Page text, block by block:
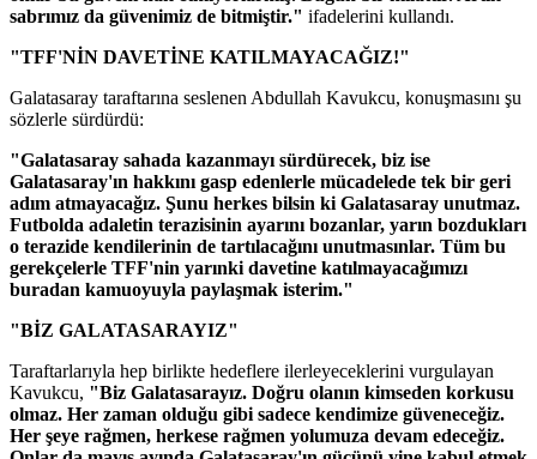
sabrımız da güvenimiz de bitmiştir." ifadelerini kullandı.
"TFF'NİN DAVETİNE KATILMAYACAĞIZ!"
Galatasaray taraftarına seslenen Abdullah Kavukcu, konuşmasını şu
sözlerle sürdürdü:
"Galatasaray sahada kazanmayı sürdürecek, biz ise
Galatasaray'ın hakkını gasp edenlerle mücadelede tek bir geri
adım atmayacağız. Şunu herkes bilsin ki Galatasaray unutmaz.
Futbolda adaletin terazisinin ayarını bozanlar, yarın bozdukları
o terazide kendilerinin de tartılacağını unutmasınlar. Tüm bu
gerekçelerle TFF'nin yarınki davetine katılmayacağımızı
buradan kamuoyuyla paylaşmak isterim."
"BİZ GALATASARAYIZ"
Taraftarlarıyla hep birlikte hedeflere ilerleyeceklerini vurgulayan
Kavukcu, "Biz Galatasarayız. Doğru olanın kimseden korkusu
olmaz. Her zaman olduğu gibi sadece kendimize güveneceğiz.
Her şeye rağmen, herkese rağmen yolumuza devam edeceğiz.